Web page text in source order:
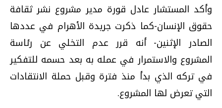
وأكد المستشار عادل قورة مدير مشروع نشر ثقافة
حقوق الإنسان-كما ذكرت جريدة الأهرام في عددها
الصادر الإثنين- أنه قرر عدم التخلي عن رئاسة
المشروع والاستمرار في عمله به بعد حسمه للتفكير
في تركه الذي بدأ منذ فترة وقبل حملة الانتقادات
التي تعرض لها المشروع‏.‏